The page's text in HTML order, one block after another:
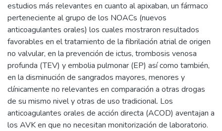
estudios más relevantes en cuanto al apixaban, un fármaco
perteneciente al grupo de los NOACs (nuevos
anticoagulantes orales) los cuales mostraron resultados
favorables en el tratamiento de la fibrilación atrial de origen
no valvular, en la prevención de ictus, trombosis venosa
profunda (TEV) y embolia pulmonar (EP) así como también,
en la disminución de sangrados mayores, menores y
clínicamente no relevantes en comparación a otras drogas
de su mismo nivel y otras de uso tradicional. Los
anticoagulantes orales de acción directa (ACOD) aventajan a
los AVK en que no necesitan monitorización de laboratorio.